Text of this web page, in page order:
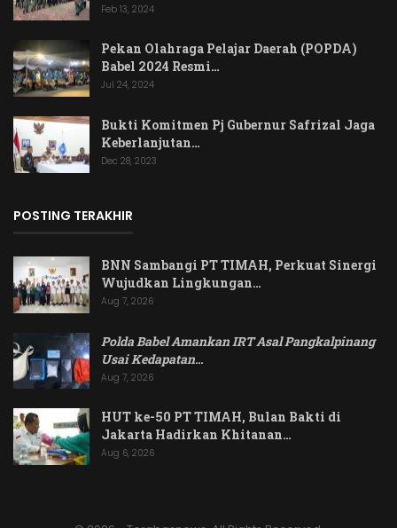
Feb 13, 2024
Pekan Olahraga Pelajar Daerah (POPDA)
Babel 2024 Resmi…
Jul 24, 2024
Bukti Komitmen Pj Gubernur Safrizal Jaga
Keberlanjutan…
Dec 28, 2023
POSTING TERAKHIR
BNN Sambangi PT TIMAH, Perkuat Sinergi
Wujudkan Lingkungan…
Aug 7, 2026
Polda Babel Amankan IRT Asal Pangkalpinang
Usai Kedapatan…
Aug 7, 2026
HUT ke-50 PT TIMAH, Bulan Bakti di
Jakarta Hadirkan Khitanan…
Aug 6, 2026